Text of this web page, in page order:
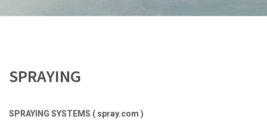
SPRAYING
SPRAYING SYSTEMS ( spray.com )